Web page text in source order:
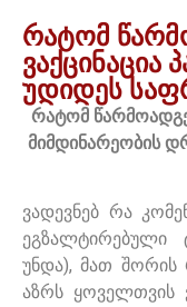
რატომ
ვაქცინაცია
უდიდეს
რატომ
მიმდინარეობის
ვადევნებ რა
ეგზალტირებული
უნდა), მათ შორის
აზრს ყოველთვის